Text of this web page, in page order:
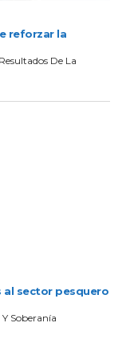
reforzar la
De La
al sector pesquero
Soberanía